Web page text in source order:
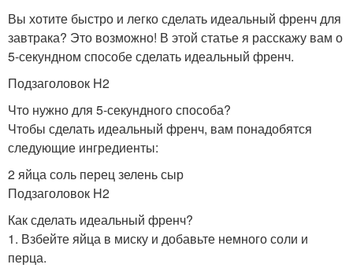
Вы хотите быстро и легко сделать идеальный френч для
завтрака? Это возможно! В этой статье я расскажу вам о
5-секундном способе сделать идеальный френч.
Подзаголовок H2
Что нужно для 5-секундного способа?
Чтобы сделать идеальный френч, вам понадобятся
следующие ингредиенты:
2 яйца соль перец зелень сыр
Подзаголовок H2
Как сделать идеальный френч?
1. Взбейте яйца в миску и добавьте немного соли и
перца.